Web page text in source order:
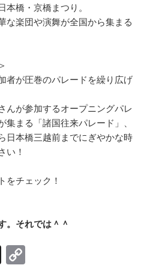
橋・京橋まつり。
な楽団や演舞が全国から集まる
者が圧巻のパレードを繰り広げ
んが参加するオープニングパレ
集まる「諸国往来パレード」、
日本橋三越前までにぎやかな時
い！
をチェック！
。それでは＾＾
T